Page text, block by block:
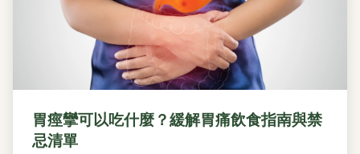
胃痙攣可以吃什麼？緩解胃痛飲食指南與禁
忌清單